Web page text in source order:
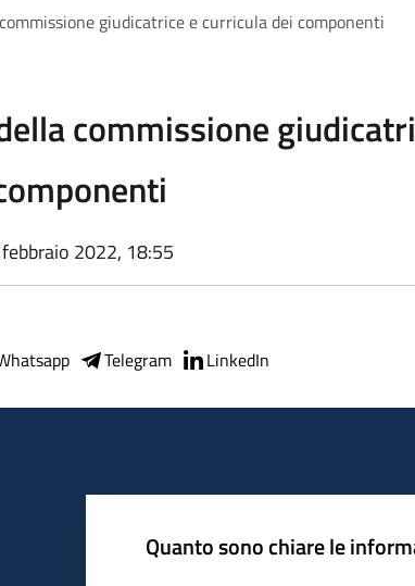
giudicatrice e curricula dei componenti
commissione
2022, 18:55
Telegram LinkedIn
Quanto sono chiare le